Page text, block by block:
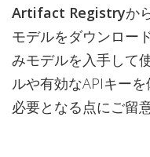
Artifact Registryか
モデルをダウンロー
みモデルを入手して
ルや有効なAPIキー
必要となる点にご留